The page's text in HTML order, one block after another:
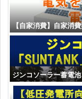
【自家消費】自家消
ジンコソーラー蓄電